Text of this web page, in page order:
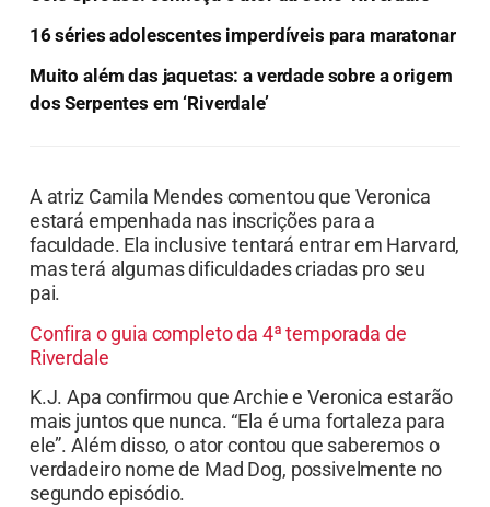
16 séries adolescentes imperdíveis para maratonar
Muito além das jaquetas: a verdade sobre a origem
dos Serpentes em ‘Riverdale’
A atriz Camila Mendes comentou que Veronica
estará empenhada nas inscrições para a
faculdade. Ela inclusive tentará entrar em Harvard,
mas terá algumas dificuldades criadas pro seu
pai.
Confira o guia completo da 4ª temporada de
Riverdale
K.J. Apa confirmou que Archie e Veronica estarão
mais juntos que nunca. “Ela é uma fortaleza para
ele”. Além disso, o ator contou que saberemos o
verdadeiro nome de Mad Dog, possivelmente no
segundo episódio.